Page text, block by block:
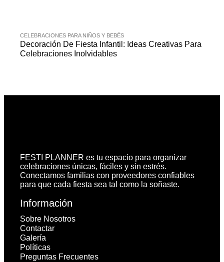
CELEBRACIONES PARA NIÑOS Y BEBÉS
Decoración De Fiesta Infantil: Ideas Creativas Para
Celebraciones Inolvidables
FESTI PLANNER es tu espacio para organizar
celebraciones únicas, fáciles y sin estrés.
Conectamos familias con proveedores confiables
para que cada fiesta sea tal como la soñaste.
Información
Sobre Nosotros
Contactar
Galería
Políticas
Preguntas Frecuentes